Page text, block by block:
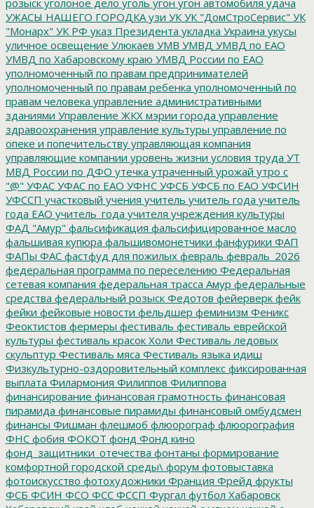
УЖАСЫ НАШЕГО ГОРОДКА узи УК УК "ДомСтроСервис" УК
"Монарх" УК РФ указ Президента укладка Украина укусы
уличное освещение Улюкаев УМВ УМВД УМВД по ЕАО
УМВД по Хабаровскому краю УМВД России по ЕАО
уполномоченный по правам предпринимателей
уполномоченный по правам ребенка уполномоченный по
правам человека управление административными
зданиями Управление ЖКХ мэрии города управление
здравоохранения управление культуры управление по
опеке и попечительству управляющая компания
управляющие компании уровень жизни условия труда УТ
МВД России по ДФО утечка утраченный урожай утро с
"@" УФАС УФАС по ЕАО УФНС УФСБ УФСБ по ЕАО УФСИН
УФССП участковый учения учитель учитель года учитель
года ЕАО учитель_года учителя учреждения культуры
ФАД "Амур" фальсификация фальсифицированное масло
фальшивая купюра фальшивомонетчики фанфурики ФАП
ФАПы ФАС фастфуд для пожилых февраль февраль_2026
федеральная программа по переселению Федеральная
сетевая компания федеральная трасса Амур федеральные
средства федеральный розыск Федотов фейерверк фейк
фейки фейковые новости фельдшер феминизм Феникс
Феоктистов фермеры фестиваль фестиваль еврейской
культуры фестиваль красок Холи Фестиваль ледовых
скульптур Фестиваль мяса Фестиваль языка идиш
Физкультурно-оздоровительный комплекс фиксированная
выплата Филармония Филиппов Филиппова
финансирование финансовая грамотность финансовая
пирамида финансовые пирамиды финансовый омбудсмен
финансы Фишман флешмоб флюорограф флюорография
ФНС фобия ФОКОТ фонд Фонд кино
фонд_защитники_отечества фонтаны формирование
комфортной городской среды\ форум фотовыставка
фотоискусство фотохудожники Франция Фрейд фрукты
ФСБ ФСИН ФСО ФСС ФССП Фургал футбол Хабаровск